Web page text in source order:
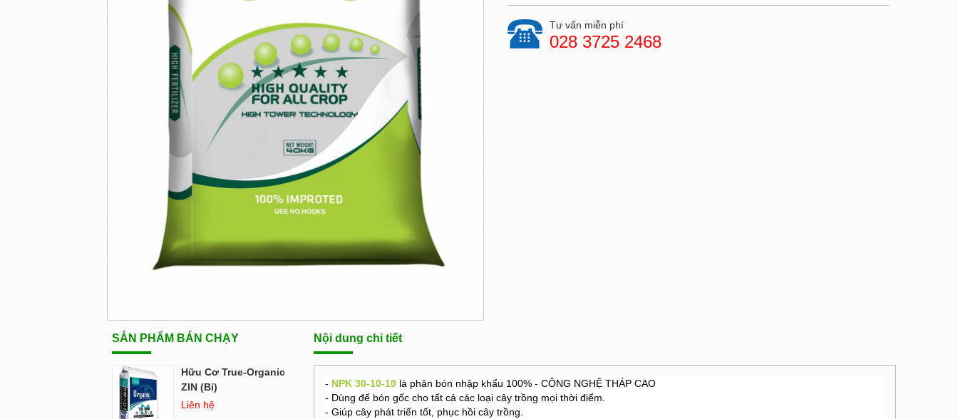
Tư vấn miễn phí
028 3725 2468
Nội dung chi tiết
- NPK 30-10-10là phân bón nhập khẩu 100% - CÔNG NGHỆ THÁP CAO
- Dùng để bón gốc cho tất cả các loại cây trồng mọi thời điểm.
- Giúp cây phát triển tốt, phục hồi cây trồng.
SẢN PHẨM BÁN CHẠY
Hữu Cơ True-Organic
ZIN (Bỉ)
Liên hệ